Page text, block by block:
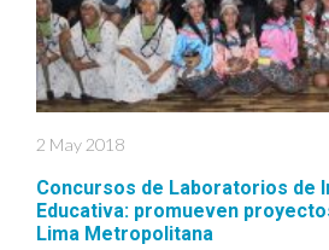
2 May 2018
Concursos de Laboratorios de
Educativa: promueven
Lima Metropolitana